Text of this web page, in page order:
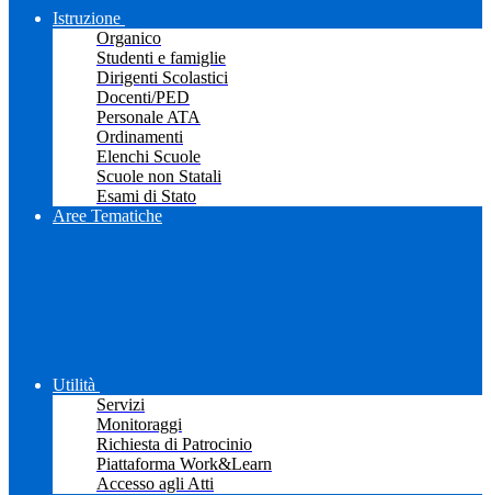
Istruzione
Organico
Studenti e famiglie
Dirigenti Scolastici
Docenti/PED
Personale ATA
Ordinamenti
Elenchi Scuole
Scuole non Statali
Esami di Stato
Aree Tematiche
Utilità
Servizi
Monitoraggi
Richiesta di Patrocinio
Piattaforma Work&Learn
Accesso agli Atti